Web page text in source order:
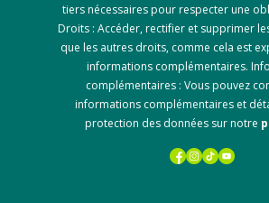
tiers nécessaires pour respecter une
Droits : Accéder, rectifier et supprimer
que les autres droits, comme cela est
informations complémentaires.
complémentaires : Vous pouvez
informations complémentaires et
protection des données sur notre